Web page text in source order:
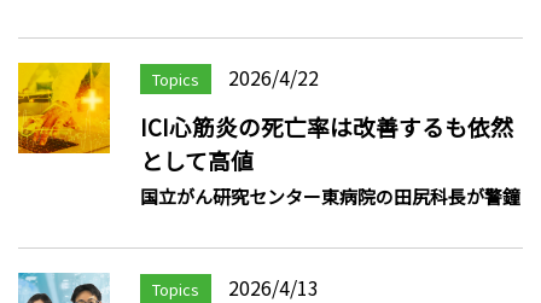
Topics 2026/4/22
ICI心筋炎の死亡率は改善するも依然
として高値
国立がん研究センター東病院の田尻科長が警鐘
Topics 2026/4/13